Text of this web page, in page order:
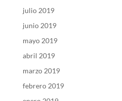
julio 2019
junio 2019
mayo 2019
abril 2019
marzo 2019
febrero 2019